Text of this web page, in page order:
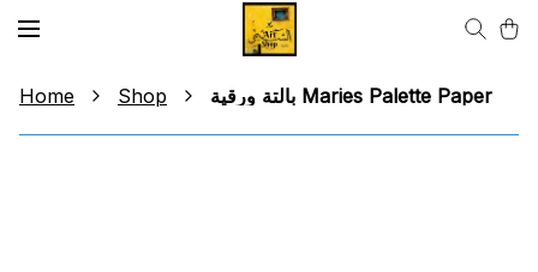
Home Shop بالتة ورقية Maries Palette Paper